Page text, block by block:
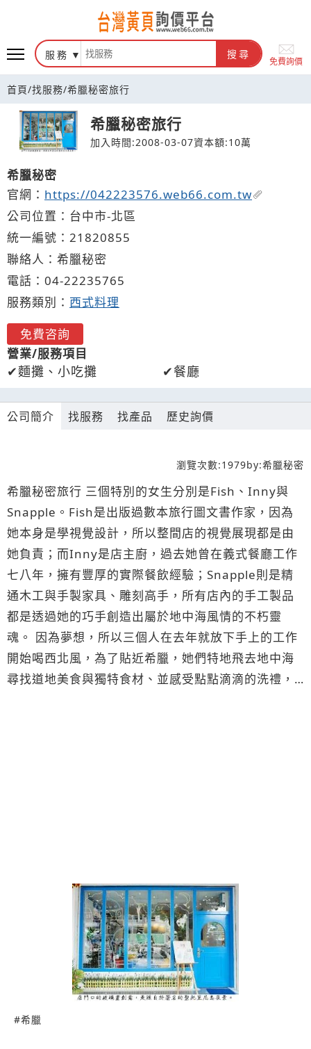
台灣黃頁詢價平台
服務 搜尋
免費詢價
首頁/找服務/希臘秘密旅行
希臘秘密旅行
加入時間:2008-03-07資本額:10萬
希臘秘密
官網： https://042223576.web66.com.tw
公司位置：台中市-北區
統一編號：21820855
聯絡人：希臘秘密
電話： 04-22235765
服務類別： 西式料理
免費咨詢
營業/服務項目
麵攤、小吃攤 餐廳
公司簡介 找服務 找產品 歷史詢價
瀏覽次數:1979by:希臘秘密
希臘秘密旅行 三個特別的女生分別是Fish、Inny與
Snapple。Fish是出版過數本旅行圖文書作家，因為
她本身是學視覺設計，所以整間店的視覺展現都是由
她負責；而Inny是店主廚，過去她曾在義式餐廳工作
七八年，擁有豐厚的實際餐飲經驗；Snapple則是精
通木工與手製家具、雕刻高手，所有店內的手工製品
都是透過她的巧手創造出屬於地中海風情的不朽靈
魂。 因為夢想，所以三個人在去年就放下手上的工作
開始喝西北風，為了貼近希臘，她們特地飛去地中海
尋找道地美食與獨特食材、並感受點點滴滴的洗禮，
#希臘